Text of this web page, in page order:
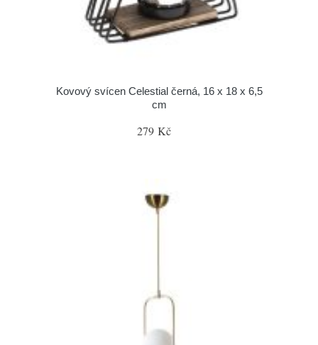
Kovový svícen Celestial černá, 16 x 18 x 6,5
cm
279 Kč